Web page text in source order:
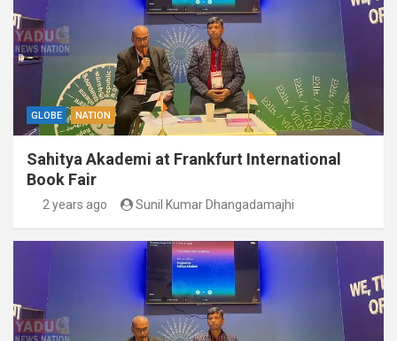
GLOBE NATION
Sahitya Akademi at Frankfurt International
Book Fair
2 years ago Sunil Kumar Dhangadamajhi